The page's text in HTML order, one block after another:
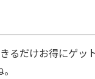
るだけお得にゲッ